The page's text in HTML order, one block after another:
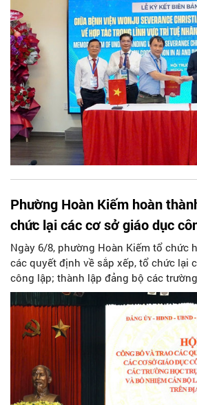
Phường Hoàn Kiếm hoàn
chức lại các cơ sở giáo dục
Ngày 6/8, phường Hoàn Kiếm tổ chức
các quyết định về sắp xếp, tổ chức lại
công lập; thành lập đảng bộ các
bộ phường, chỉ định các đồng chí
Phó Bí thư Đảng ủy, bổ nhiệm cán bộ
dục.